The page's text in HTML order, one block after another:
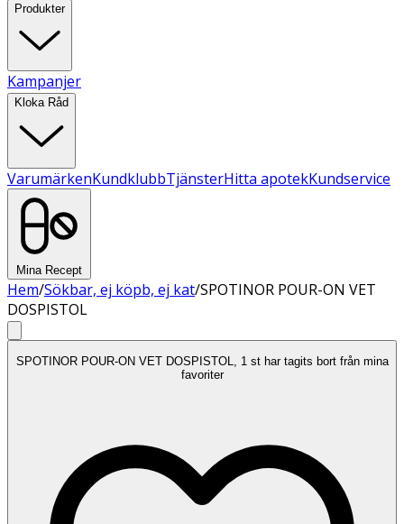
Produkter
Kampanjer
Kloka Råd
VarumärkenKundklubbTjänsterHitta apotekKundservice
Mina Recept
Hem/Sökbar, ej köpb, ej kat/SPOTINOR POUR-ON VET
DOSPISTOL
SPOTINOR POUR-ON VET DOSPISTOL, 1 st har tagits bort från mina
favoriter